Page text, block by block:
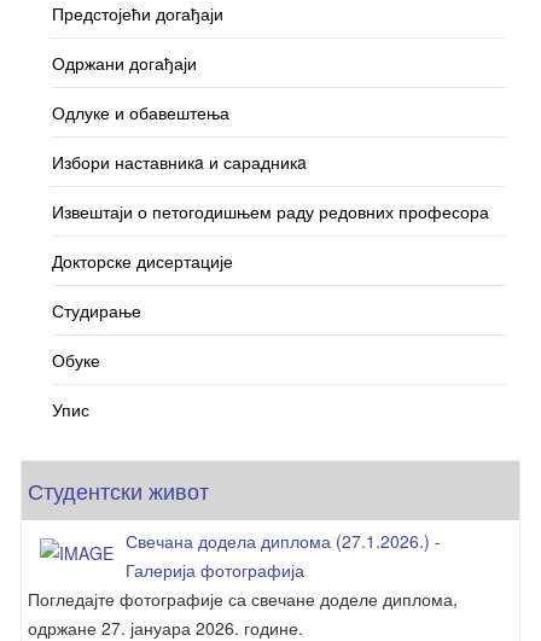
Предстојећи догађаји
Одржани догађаји
Одлуке и обавештења
Избори наставникa и сарадникa
Извештаји о петогодишњем раду редовних професора
Докторске дисертације
Студирање
Обуке
Упис
Студентски живот
Свечана додела диплома (27.1.2026.) -
Галерија фотографија
Погледајте фотографије са свечане доделе диплома,
одржане 27. јануара 2026. године.